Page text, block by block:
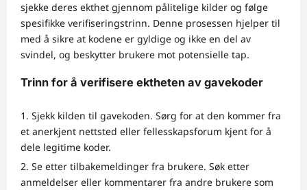
sjekke deres ekthet gjennom pålitelige kilder og følge
spesifikke verifiseringstrinn. Denne prosessen hjelper til
med å sikre at kodene er gyldige og ikke en del av
svindel, og beskytter brukere mot potensielle tap.
Trinn for å verifisere ektheten av gavekoder
Sjekk kilden til gavekoden. Sørg for at den kommer fra
et anerkjent nettsted eller fellesskapsforum kjent for å
dele legitime koder.
Se etter tilbakemeldinger fra brukere. Søk etter
anmeldelser eller kommentarer fra andre brukere som